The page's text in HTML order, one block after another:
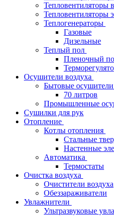
Тепловентиляторы
Тепловентиляторы
Теплогенераторы
Газовые
Дизельные
Теплый пол
Пленочный
Осушители воздуха
Бытовые осушители
70 литров
Промышленные
Сушилки для рук
Отопление
Котлы отопления
Стальные
Настенные
Автоматика
Термостаты
Очистка воздуха
Очистители воздуха
Обеззараживатели
Увлажнители
Ультразвуковые